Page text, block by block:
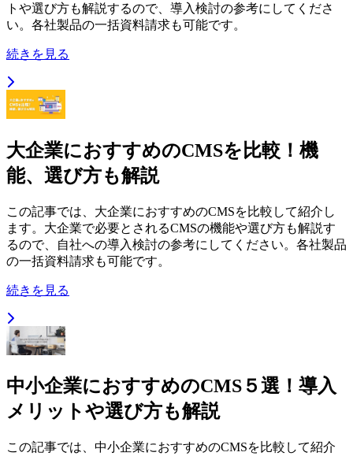
トや選び方も解説するので、導入検討の参考にしてくださ
い。各社製品の一括資料請求も可能です。
続きを見る
大企業におすすめのCMSを比較！機
能、選び方も解説
この記事では、大企業におすすめのCMSを比較して紹介し
ます。大企業で必要とされるCMSの機能や選び方も解説す
るので、自社への導入検討の参考にしてください。各社製品
の一括資料請求も可能です。
続きを見る
中小企業におすすめのCMS５選！導入
メリットや選び方も解説
この記事では、中小企業におすすめのCMSを比較して紹介